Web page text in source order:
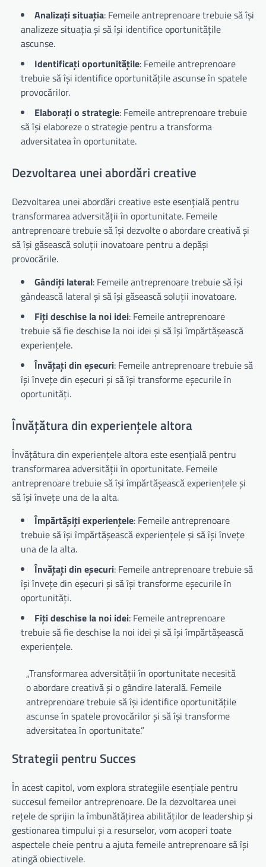
Analizați situația: Femeile antreprenoare trebuie să își
analizeze situația și să își identifice oportunitățile
ascunse.
Identificați oportunitățile: Femeile antreprenoare
trebuie să își identifice oportunitățile ascunse în spatele
provocărilor.
Elaborați o strategie: Femeile antreprenoare trebuie
să își elaboreze o strategie pentru a transforma
adversitatea în oportunitate.
Dezvoltarea unei abordări creative
Dezvoltarea unei abordări creative este esențială pentru
transformarea adversității în oportunitate. Femeile
antreprenoare trebuie să își dezvolte o abordare creativă și
să își găsească soluții inovatoare pentru a depăși
provocările.
Gândiți lateral: Femeile antreprenoare trebuie să își
gândească lateral și să își găsească soluții inovatoare.
Fiți deschise la noi idei: Femeile antreprenoare
trebuie să fie deschise la noi idei și să își împărtășească
experiențele.
Învățați din eșecuri: Femeile antreprenoare trebuie să
își învețe din eșecuri și să își transforme eșecurile în
oportunități.
Învățătura din experiențele altora
Învățătura din experiențele altora este esențială pentru
transformarea adversității în oportunitate. Femeile
antreprenoare trebuie să își împărtășească experiențele și
să își învețe una de la alta.
Împărtășiți experiențele: Femeile antreprenoare
trebuie să își împărtășească experiențele și să își învețe
una de la alta.
Învățați din eșecuri: Femeile antreprenoare trebuie să
își învețe din eșecuri și să își transforme eșecurile în
oportunități.
Fiți deschise la noi idei: Femeile antreprenoare
trebuie să fie deschise la noi idei și să își împărtășească
experiențele.
„Transformarea adversității în oportunitate necesită
o abordare creativă și o gândire laterală. Femeile
antreprenoare trebuie să își identifice oportunitățile
ascunse în spatele provocărilor și să își transforme
adversitatea în oportunitate.”
Strategii pentru Succes
În acest capitol, vom explora strategiile esențiale pentru
succesul femeilor antreprenoare. De la dezvoltarea unei
rețele de sprijin la îmbunătățirea abilităților de leadership și
gestionarea timpului și a resurselor, vom acoperi toate
aspectele cheie pentru a ajuta femeile antreprenoare să își
atingă obiectivele.